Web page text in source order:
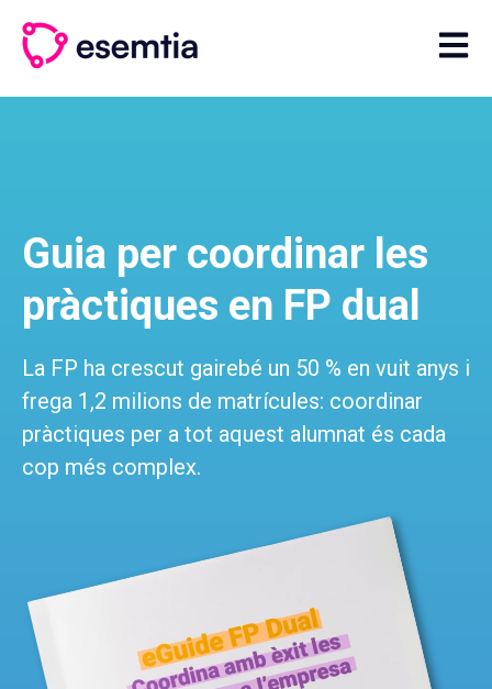
Open
Guia per coordinar les
pràctiques en FP dual
La FP ha crescut gairebé un 50 % en vuit anys i
frega 1,2 milions de matrícules: coordinar
pràctiques per a tot aquest alumnat és cada
cop més complex.